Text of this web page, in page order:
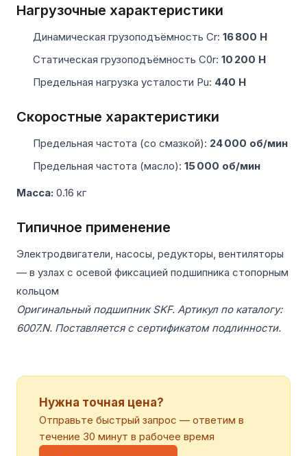
Нагрузочные характеристики
Динамическая грузоподъёмность Cr: 16 800 Н
Статическая грузоподъёмность C0r: 10 200 Н
Предельная нагрузка усталости Pu: 440 Н
Скоростные характеристики
Предельная частота (со смазкой): 24 000 об/мин
Предельная частота (масло): 15 000 об/мин
Масса: 0.16 кг
Типичное применение
Электродвигатели, насосы, редукторы, вентиляторы
— в узлах с осевой фиксацией подшипника стопорным
кольцом
Оригинальный подшипник SKF. Артикул по каталогу:
6007.N. Поставляется с сертификатом подлинности.
Нужна точная цена?
Отправьте быстрый запрос — ответим в
течение 30 минут в рабочее время